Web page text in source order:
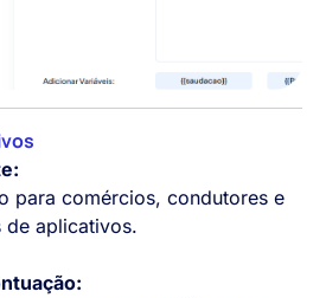
para comércios, condutores e
de aplicativos.